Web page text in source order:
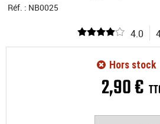
Réf. : NB0025
4.0
2,90€
Hors stock